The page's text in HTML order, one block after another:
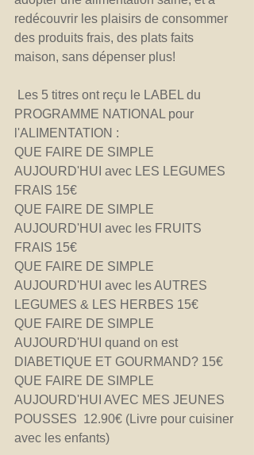
redécouvrir les plaisirs de consommer
des produits frais, des plats faits
maison, sans dépenser plus!
PROGRAMME NATIONAL pour
l'ALIMENTATION :
QUE FAIRE DE SIMPLE
AUJOURD'HUI avec LES LEGUMES
FRAIS 15€
QUE FAIRE DE SIMPLE
AUJOURD'HUI avec les FRUITS
FRAIS 15€
QUE FAIRE DE SIMPLE
AUJOURD'HUI avec les AUTRES
LEGUMES & LES HERBES 15€
QUE FAIRE DE SIMPLE
AUJOURD'HUI quand on est
DIABETIQUE ET GOURMAND? 15€
QUE FAIRE DE SIMPLE
AUJOURD'HUI AVEC MES JEUNES
POUSSES  12.90€ (Livre pour cuisiner
avec les enfants)